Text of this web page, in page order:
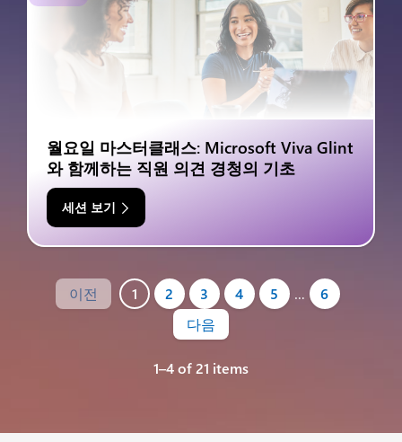
월요일 마스터클래스: Microsoft Viva Glint
와 함께하는 직원 의견 경청의 기초
세션 보기
이전 1 2 3 4 5 …
6
다음
1–4 of 21 items